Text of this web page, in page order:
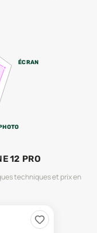
ÉCRAN
12 PRO
techniques et prix en